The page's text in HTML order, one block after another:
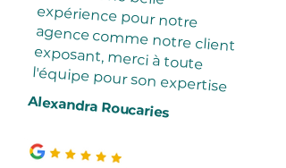
l'équipe pour son expertise
Alexandra Roucaries